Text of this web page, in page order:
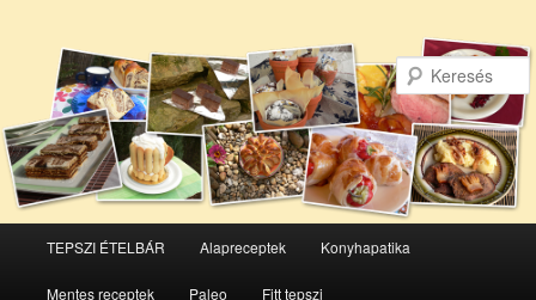
Tovább
Tovább
TEPSZI ÉTELBÁR Alapreceptek Konyhapatika
Mentes receptek Paleo Fitt tepszi